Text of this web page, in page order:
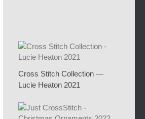
Cross Stitch Collection —
Lucie Heaton 2021